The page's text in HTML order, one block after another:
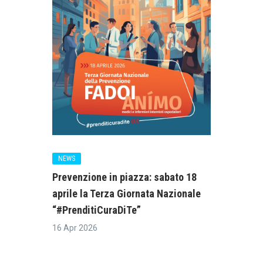
NEWS
Prevenzione in piazza: sabato 18
aprile la Terza Giornata Nazionale
“#PrenditiCuraDiTe”
16 Apr 2026